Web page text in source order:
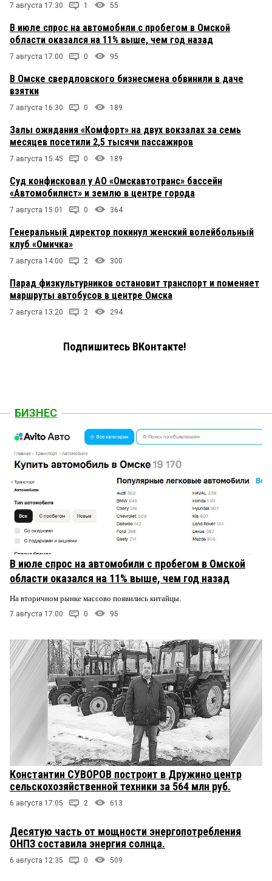
7 августа 17:30 1 55
В июле спрос на автомобили с пробегом в Омской
области оказался на 11% выше, чем год назад
7 августа 17:00 0 95
В Омске свердловского бизнесмена обвинили в даче
взятки
7 августа 16:30 0 189
Залы ожидания «Комфорт» на двух вокзалах за семь
месяцев посетили 2,5 тысячи пассажиров
7 августа 15:45 0 189
Суд конфисковал у АО «Омскавтотранс» бассейн
«Автомобилист» и землю в центре города
7 августа 15:01 0 364
Генеральный директор покинул женский волейбольный
клуб «Омичка»
7 августа 14:00 2 300
Парад физкультурников остановит транспорт и поменяет
маршруты автобусов в центре Омска
7 августа 13:20 2 294
Подпишитесь ВКонтакте!
БИЗНЕС
В июле спрос на автомобили с пробегом в Омской
области оказался на 11% выше, чем год назад
На вторичном рынке массово появились китайцы.
7 августа 17:00 0 95
Константин СУВОРОВ построит в Дружино центр
сельскохозяйственной техники за 564 млн руб.
6 августа 17:05 2 613
Десятую часть от мощности энергопотребления
ОНПЗ составила энергия солнца.
6 августа 12:35 0 509